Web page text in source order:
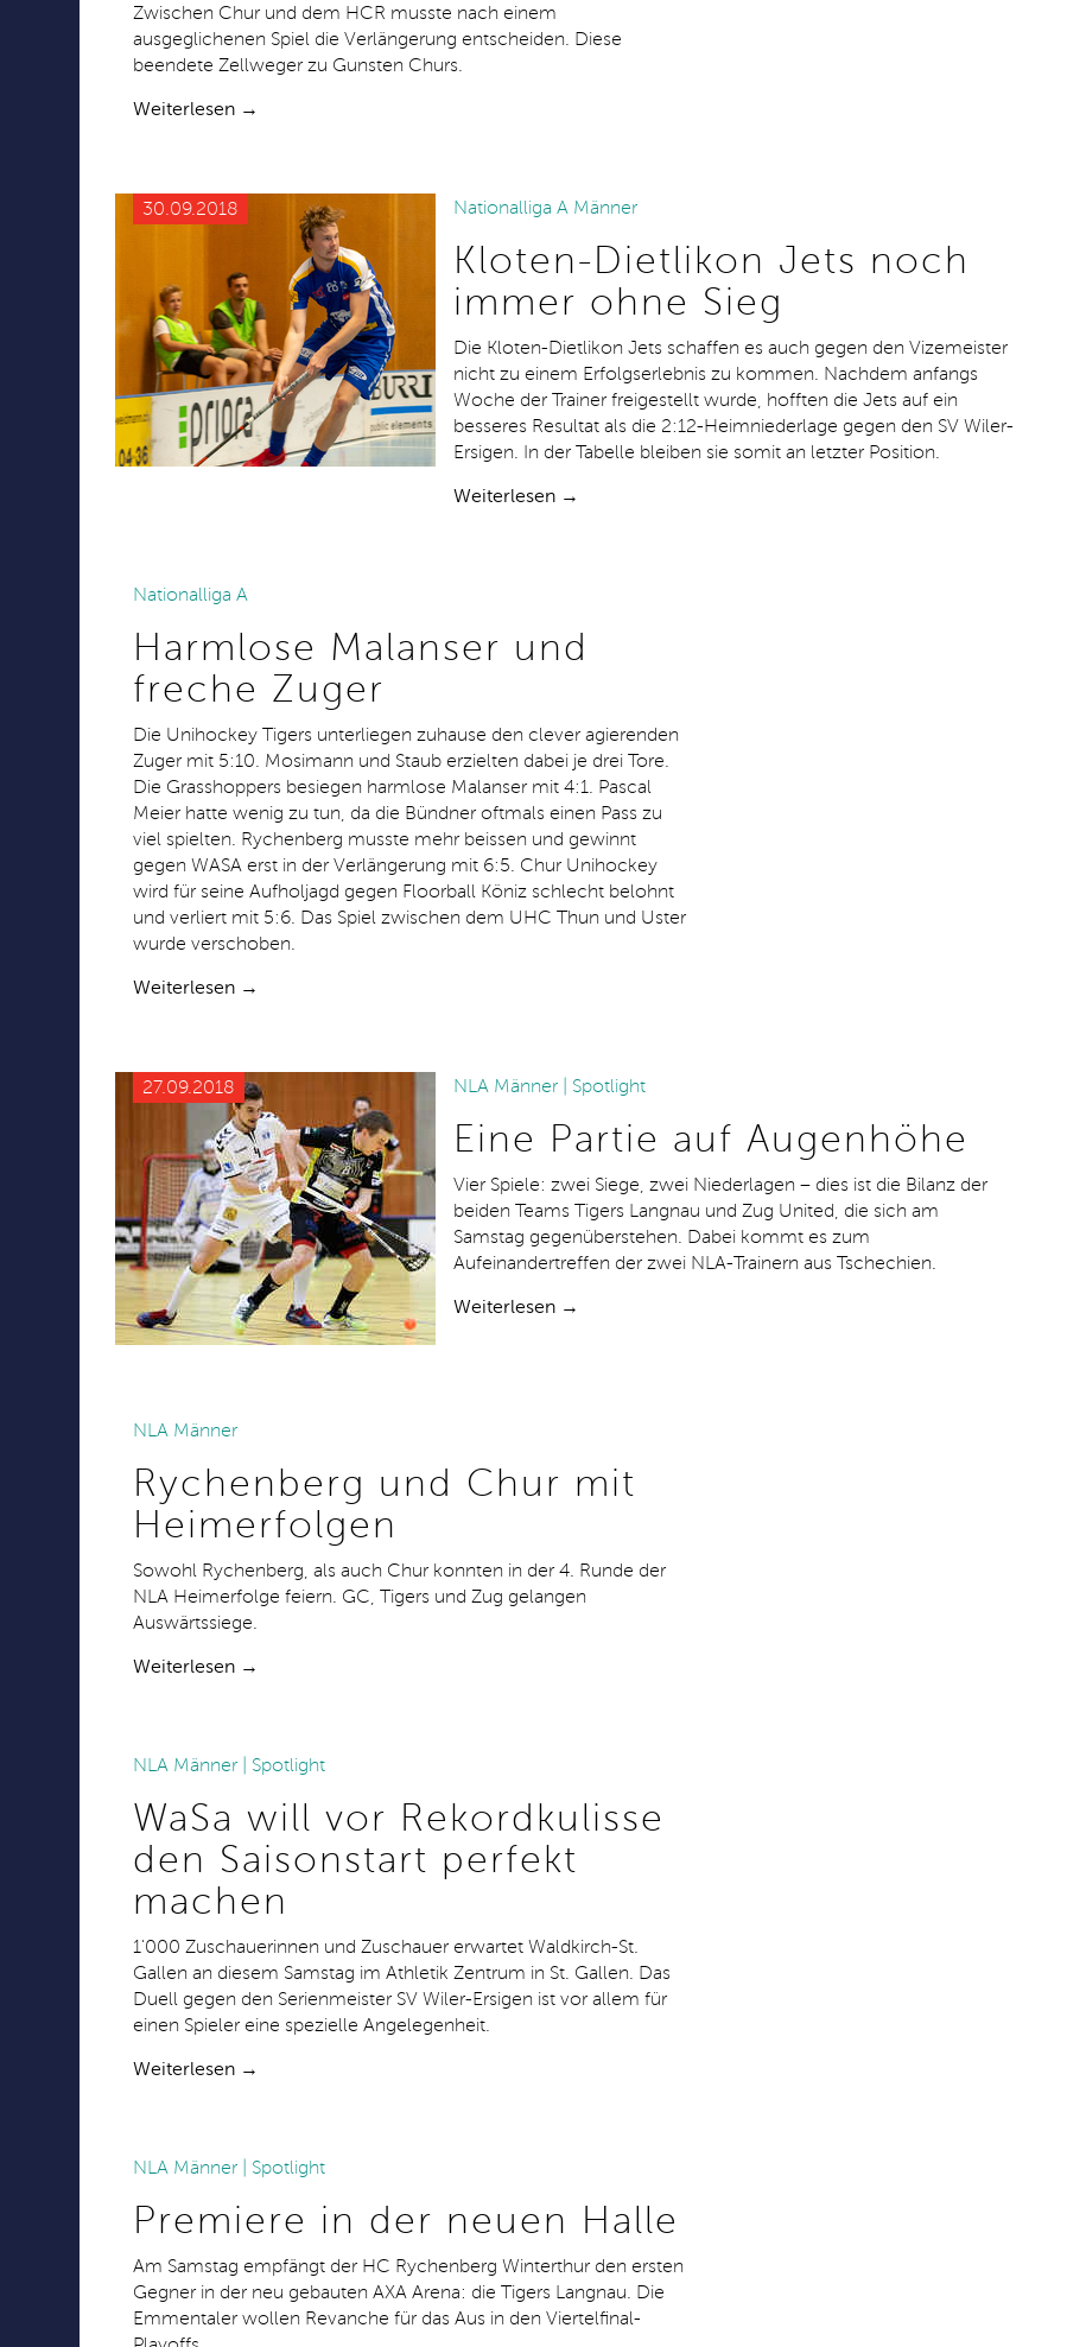
Zwischen Chur und dem HCR musste nach einem
ausgeglichenen Spiel die Verlängerung entscheiden. Diese
beendete Zellweger zu Gunsten Churs.
Weiterlesen →
30.09.2018 Nationalliga A Männer
Kloten-Dietlikon Jets noch
immer ohne Sieg
Die Kloten-Dietlikon Jets schaffen es auch gegen den Vizemeister
nicht zu einem Erfolgserlebnis zu kommen. Nachdem anfangs
Woche der Trainer freigestellt wurde, hofften die Jets auf ein
besseres Resultat als die 2:12-Heimniederlage gegen den SV Wiler-
Ersigen. In der Tabelle bleiben sie somit an letzter Position.
Weiterlesen →
29.09.2018
Nationalliga A
Harmlose Malanser und
freche Zuger
Die Unihockey Tigers unterliegen zuhause den clever agierenden
Zuger mit 5:10. Mosimann und Staub erzielten dabei je drei Tore.
Die Grasshoppers besiegen harmlose Malanser mit 4:1. Pascal
Meier hatte wenig zu tun, da die Bündner oftmals einen Pass zu
viel spielten. Rychenberg musste mehr beissen und gewinnt
gegen WASA erst in der Verlängerung mit 6:5. Chur Unihockey
wird für seine Aufholjagd gegen Floorball Köniz schlecht belohnt
und verliert mit 5:6. Das Spiel zwischen dem UHC Thun und Uster
wurde verschoben.
Weiterlesen →
27.09.2018 NLA Männer | Spotlight
Eine Partie auf Augenhöhe
Vier Spiele: zwei Siege, zwei Niederlagen – dies ist die Bilanz der
beiden Teams Tigers Langnau und Zug United, die sich am
Samstag gegenüberstehen. Dabei kommt es zum
Aufeinandertreffen der zwei NLA-Trainern aus Tschechien.
Weiterlesen →
23.09.2018
NLA Männer
Rychenberg und Chur mit
Heimerfolgen
Sowohl Rychenberg, als auch Chur konnten in der 4. Runde der
NLA Heimerfolge feiern. GC, Tigers und Zug gelangen
Auswärtssiege.
Weiterlesen →
20.09.2018
NLA Männer | Spotlight
WaSa will vor Rekordkulisse
den Saisonstart perfekt
machen
1'000 Zuschauerinnen und Zuschauer erwartet Waldkirch-St.
Gallen an diesem Samstag im Athletik Zentrum in St. Gallen. Das
Duell gegen den Serienmeister SV Wiler-Ersigen ist vor allem für
einen Spieler eine spezielle Angelegenheit.
Weiterlesen →
13.09.2018
NLA Männer | Spotlight
Premiere in der neuen Halle
Am Samstag empfängt der HC Rychenberg Winterthur den ersten
Gegner in der neu gebauten AXA Arena: die Tigers Langnau. Die
Emmentaler wollen Revanche für das Aus in den Viertelfinal-